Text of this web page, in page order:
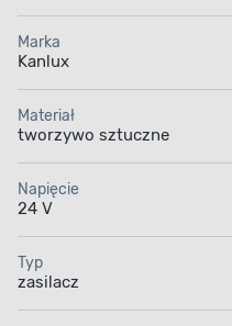
Marka
Kanlux
Materiał
tworzywo sztuczne
Napięcie
24 V
Typ
zasilacz